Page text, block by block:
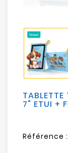
Sécurité
Mobilités
Loisirs
7" ETUI +
Référence :